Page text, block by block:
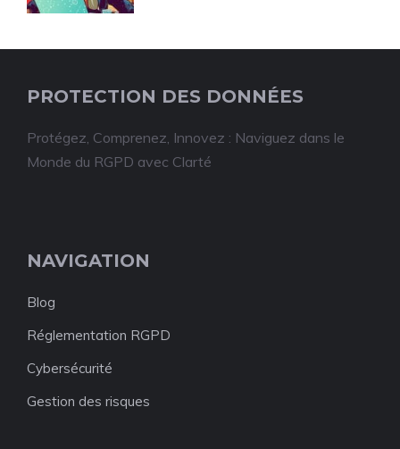
PROTECTION DES DONNÉES
Protégez, Comprenez, Innovez : Naviguez dans le
Monde du RGPD avec Clarté
NAVIGATION
Blog
Réglementation RGPD
Cybersécurité
Gestion des risques